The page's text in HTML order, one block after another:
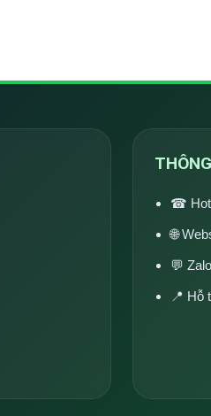
☎
🌐
💬
📍 Hỗ